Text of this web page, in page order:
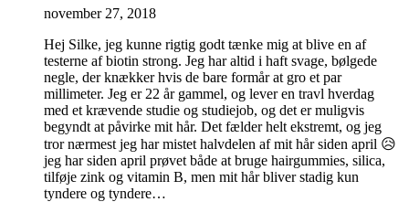
november 27, 2018
Hej Silke, jeg kunne rigtig godt tænke mig at blive en af
testerne af biotin strong. Jeg har altid i haft svage, bølgede
negle, der knækker hvis de bare formår at gro et par
millimeter. Jeg er 22 år gammel, og lever en travl hverdag
med et krævende studie og studiejob, og det er muligvis
begyndt at påvirke mit hår. Det fælder helt ekstremt, og jeg
tror nærmest jeg har mistet halvdelen af mit hår siden april 😥
jeg har siden april prøvet både at bruge hairgummies, silica,
tilføje zink og vitamin B, men mit hår bliver stadig kun
tyndere og tyndere…